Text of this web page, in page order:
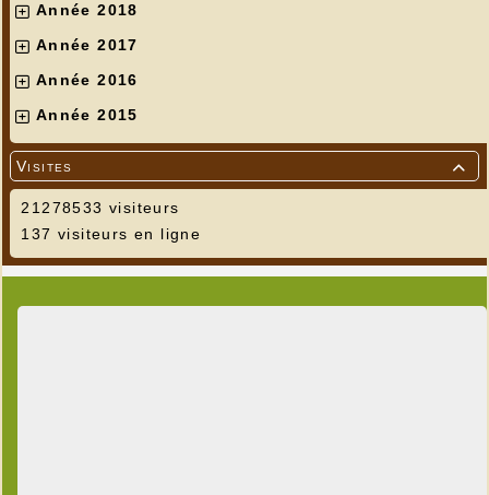
Année 2018
Année 2017
Année 2016
Année 2015

Visites
21278533 visiteurs
137 visiteurs en ligne